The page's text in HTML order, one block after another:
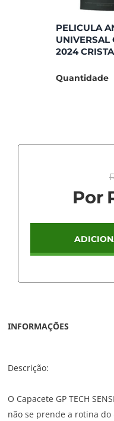
PELICULA
UNIVERSAL
2024
Quantidade
INFORMAÇÕES
Descrição:
O Capacete GP TECH
não se prende a rotina